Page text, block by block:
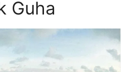
Guha